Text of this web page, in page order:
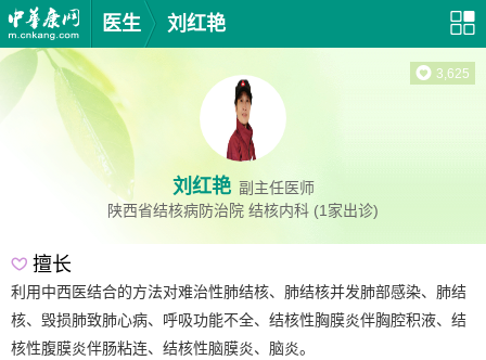
医生 刘红艳
刘红艳 副主任医师
陕西省结核病防治院 结核内科 (1家出诊)
3,625
擅长
利用中西医结合的方法对难治性肺结核、肺结核并发肺部感染、肺结
核、毁损肺致肺心病、呼吸功能不全、结核性胸膜炎伴胸腔积液、结
核性腹膜炎伴肠粘连、结核性脑膜炎、脑炎。